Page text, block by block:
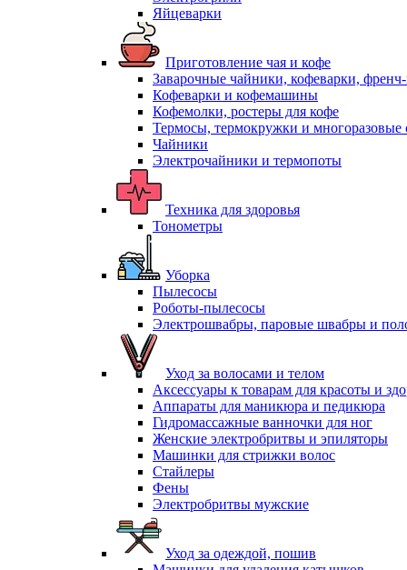
Яйцеварки
Приготовление чая и кофе
Заварочные чайники, кофеварки,
Кофеварки и кофемашины
Кофемолки, ростеры для кофе
Термосы, термокружки и многоразовые
Чайники
Электрочайники и термопоты
Техника для здоровья
Тонометры
Уборка
Пылесосы
Роботы-пылесосы
Электрошвабры, паровые швабры и
Уход за волосами и телом
Аксессуары к товарам для красоты и
Аппараты для маникюра и педикюра
Гидромассажные ванночки для ног
Женские электробритвы и эпиляторы
Машинки для стрижки волос
Стайлеры
Фены
Электробритвы мужские
Уход за одеждой, пошив